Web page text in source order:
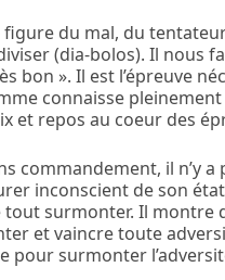
du mal, du
(dia-bolos). Il nous
bon ». Il est l’épreuve
connaisse
et repos au coeur des
commandement, il n’y
inconscient de son
tout surmonter. Il montre
et vaincre toute
pour surmonter